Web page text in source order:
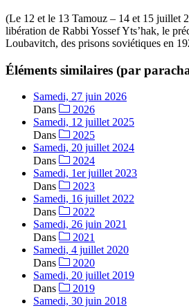
(Le 12 et le 13 Tamouz – 14 et 15 juillet
libération de Rabbi Yossef Yts’hak, le
Loubavitch, des prisons soviétiques en
Éléments similaires (par
Samedi, 27 juin 2026
Dans
2026
Samedi, 12 juillet 2025
Dans
2025
Samedi, 20 juillet 2024
Dans
2024
Samedi, 1er juillet 2023
Dans
2023
Samedi, 16 juillet 2022
Dans
2022
Samedi, 26 juin 2021
Dans
2021
Samedi, 4 juillet 2020
Dans
2020
Samedi, 20 juillet 2019
Dans
2019
Samedi, 30 juin 2018